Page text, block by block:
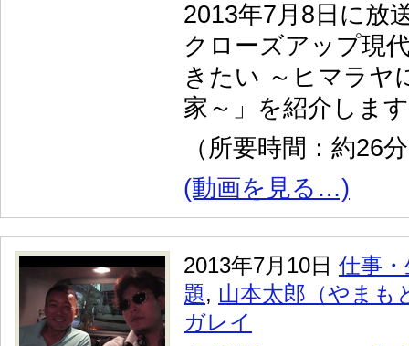
2013年7月8日に放
クローズアップ現
きたい ～ヒマラヤ
家～」を紹介しま
（所要時間：約26
(動画を見る…)
2013年7月10日 仕事
題, 山本太郎（やまも
ガレイ